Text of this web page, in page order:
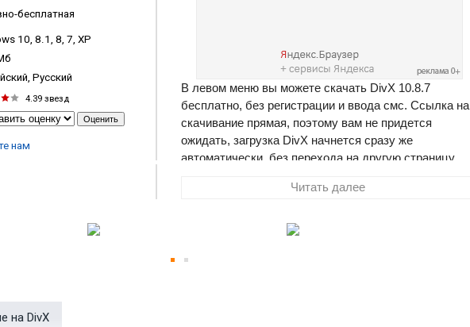
бесплатная
10, 8.1, 8, 7, XP
Русский
4.39 звезд
нам
В левом меню вы можете скачать DivX 10.8.7
бесплатно, без регистрации и ввода смс. Ссылка на
скачивание прямая, поэтому вам не придется
ожидать, загрузка DivX начнется сразу же
автоматически, без перехода на другую страницу.
видеокодек. DivX - технология видеозаписи,
файлы с высокой степенью сжатия.
Читать далее
на DivX